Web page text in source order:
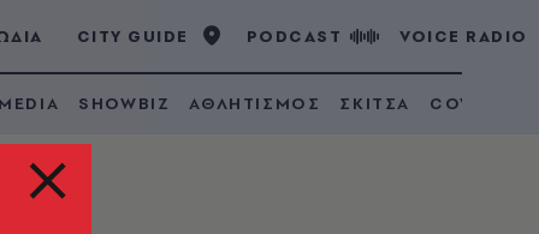
CITY GUIDE PODCAST VOICE RADIO
SHOWBIZ ΑΘΛΗΤΙΣΜΟΣ ΣΚΙΤΣΑ COVID 19